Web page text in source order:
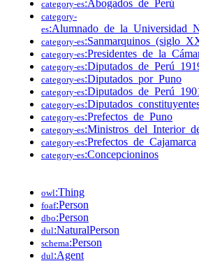
category-es:Abogados_de_Perú
category-
es
category-es
category-es
category-es
category-es:Diputados_por_Puno
category-es
category-es
category-es:Prefectos_de_Puno
category-es
category-es:Prefectos_de_Cajamarca
category-es:Concepcioninos
owl:Thing
foaf:Person
dbo:Person
dul:NaturalPerson
schema:Person
dul:Agent